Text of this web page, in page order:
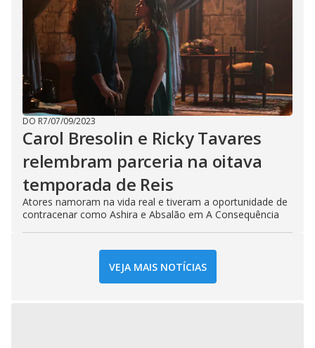
DO R7/07/09/2023
Carol Bresolin e Ricky Tavares
relembram parceria na oitava
temporada de Reis
Atores namoram na vida real e tiveram a oportunidade de
contracenar como Ashira e Absalão em A Consequência
VEJA MAIS NOTÍCIAS